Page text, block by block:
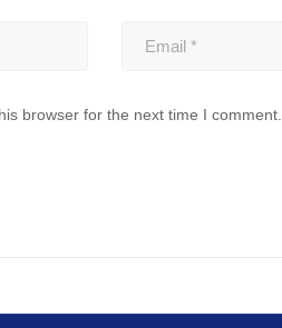
browser for the next time I comment.